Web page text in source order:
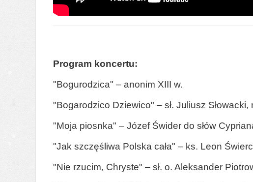
Program koncertu:
"Bogurodzica" – anonim XIII w.
"Bogarodzico Dziewico" – sł. Juliusz
"Moja piosnka" – Józef Świder do słów
"Jak szczęśliwa Polska cała" – ks. Leon
"Nie rzucim, Chryste" – sł. o. Aleksander